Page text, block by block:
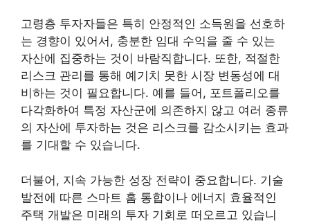
고령층 투자자들은 특히 안정적인 소득원을 선호하
는 경향이 있어서, 충분한 임대 수익을 줄 수 있는
자산에 집중하는 것이 바람직합니다. 또한, 적절한
리스크 관리를 통해 예기치 못한 시장 변동성에 대
비하는 것이 필요합니다. 예를 들어, 포트폴리오를
다각화하여 특정 자산군에 의존하지 않고 여러 종류
의 자산에 투자하는 것은 리스크를 감소시키는 효과
를 기대할 수 있습니다.
더불어, 지속 가능한 성장 전략이 중요합니다. 기술
발전에 따른 스마트 홈 통합이나 에너지 효율적인
주택 개발은 미래의 투자 기회로 떠오르고 있습니